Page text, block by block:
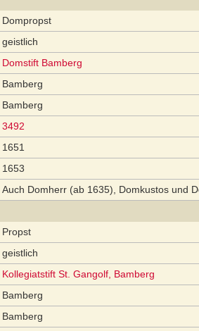
Dompropst
geistlich
Domstift Bamberg
Bamberg
Bamberg
3492
1651
1653
Auch Domherr (ab 1635), Domkustos und
Propst
geistlich
Kollegiatstift St. Gangolf, Bamberg
Bamberg
Bamberg